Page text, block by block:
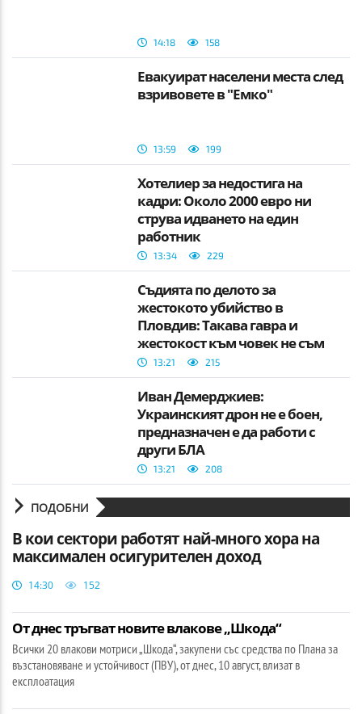
14:18 158
Евакуират населени места след
взривовете в "Емко"
13:59 199
Хотелиер за недостига на
кадри: Около 2000 евро ни
струва идването на един
работник
13:34 229
Съдията по делото за
жестокото убийство в
Пловдив: Такава гавра и
жестокост към човек не съм
виждал
13:21 215
Иван Демерджиев:
Украинският дрон не е боен,
предназначен е да работи с
други БЛА
13:21 208
ПОДОБНИ
В кои сектори работят най-много хора на
максимален осигурителен доход
14:30 152
От днес тръгват новите влакове „Шкода“
Всички 20 влакови мотриси „Шкода“, закупени със средства по Плана за
възстановяване и устойчивост (ПВУ), от днес, 10 август, влизат в
експлоатация